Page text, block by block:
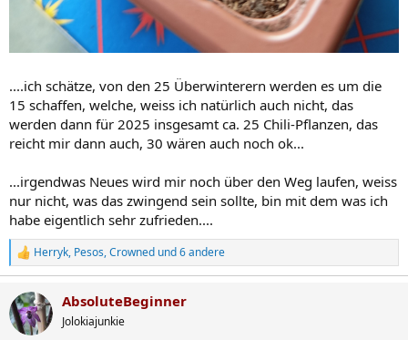
....ich schätze, von den 25 Überwinterern werden es um die
15 schaffen, welche, weiss ich natürlich auch nicht, das
werden dann für 2025 insgesamt ca. 25 Chili-Pflanzen, das
reicht mir dann auch, 30 wären auch noch ok...
...irgendwas Neues wird mir noch über den Weg laufen, weiss
nur nicht, was das zwingend sein sollte, bin mit dem was ich
habe eigentlich sehr zufrieden....
R
e
k
t
i
Herryk, Pesos,Crowned und 6 andere
AbsoluteBeginner
Jolokiajunkie